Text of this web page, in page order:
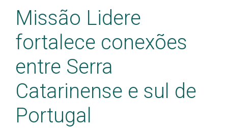
Missão Lidere
fortalece conexões
entre Serra
Catarinense e sul de
Portugal